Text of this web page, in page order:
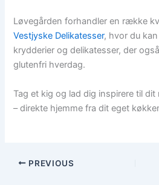
Løvegården forhandler en række
Vestjyske Delikatesser, hvor du
krydderier og delikatesser, der
glutenfri hverdag.
Tag et kig og lad dig inspirere til
– direkte hjemme fra dit eget
PREVIOUS